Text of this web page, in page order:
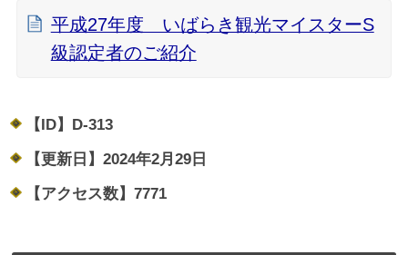
平成27年度 いばらき観光マイスターS
級認定者のご紹介
【ID】 D-313
【更新日】 2024年2月29日
【アクセス数】 7771